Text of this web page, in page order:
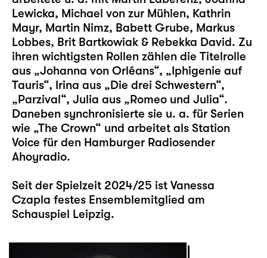
Lewicka, Michael von zur Mühlen, Kathrin
Mayr, Martin Nimz, Babett Grube, Markus
Lobbes, Brit Bartkowiak & Rebekka David. Zu
ihren wichtigsten Rollen zählen die Titelrolle
aus „Johanna von Orléans“, „Iphigenie auf
Tauris“, Irina aus „Die drei Schwestern“,
„Parzival“, Julia aus „Romeo und Julia“.
Daneben synchronisierte sie u. a. für Serien
wie „The Crown“ und arbeitet als Station
Voice für den Hamburger Radiosender
Ahoyradio.
Seit der Spielzeit 2024/25 ist Vanessa
Czapla festes Ensemblemitglied am
Schauspiel Leipzig.